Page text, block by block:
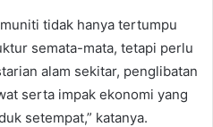
tidak hanya tertumpu
semata-mata, tetapi perlu
alam sekitar, penglibatan
serta impak ekonomi yang
setempat,” katanya.